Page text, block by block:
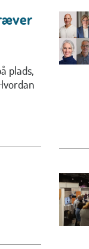
plads,